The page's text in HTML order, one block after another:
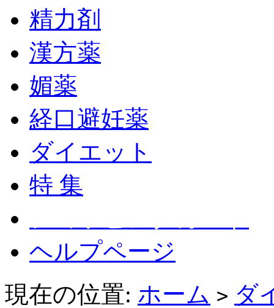
精力剤
漢方薬
媚薬
経口避妊薬
ダイエット
特 集
ヘルプページ
現在の位置: ホーム > ダ